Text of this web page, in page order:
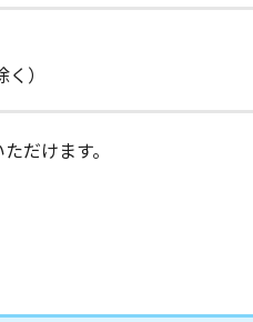
）
だけます。